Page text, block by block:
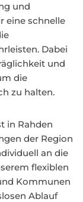
und
eine schnelle
Dabei
und
die
zu halten.
in Rahden
der Region
an die
flexiblen
Kommunen
Ablauf